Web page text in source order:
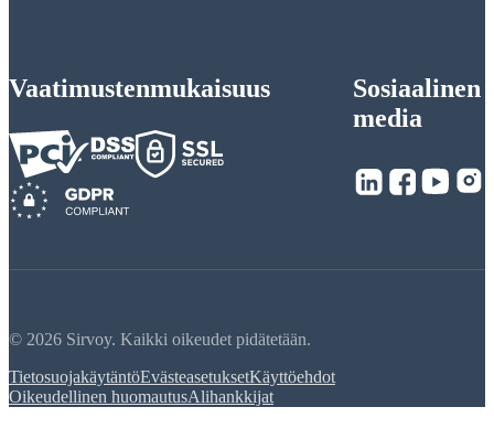
Vaatimustenmukaisuus
Sosiaalinen
media
© 2026 Sirvoy. Kaikki oikeudet pidätetään.
TietosuojakäytäntöEvästeasetuksetKäyttöehdot
Oikeudellinen huomautusAlihankkijat